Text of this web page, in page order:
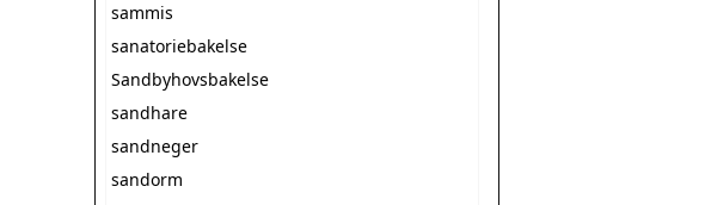
sammis
sanatoriebakelse
Sandbyhovsbakelse
sandhare
sandneger
sandorm